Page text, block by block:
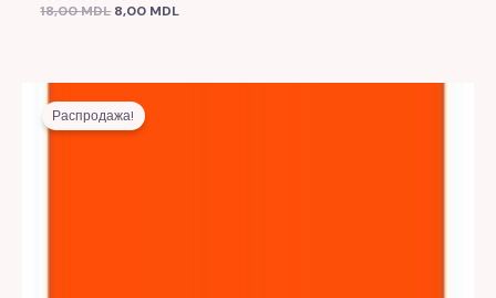
18,00MDL 8,00 MDL
Распродажа!
цена
составляла